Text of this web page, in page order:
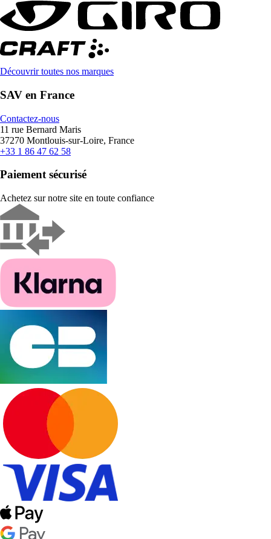
Découvrir toutes nos marques
SAV en France
Contactez-nous
11 rue Bernard Maris
37270 Montlouis-sur-Loire, France
+33 1 86 47 62 58
Paiement sécurisé
Achetez sur notre site en toute confiance